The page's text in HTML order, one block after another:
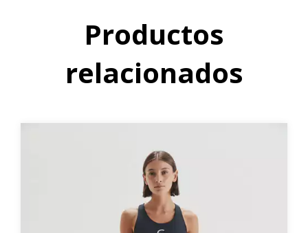
Productos
relacionados